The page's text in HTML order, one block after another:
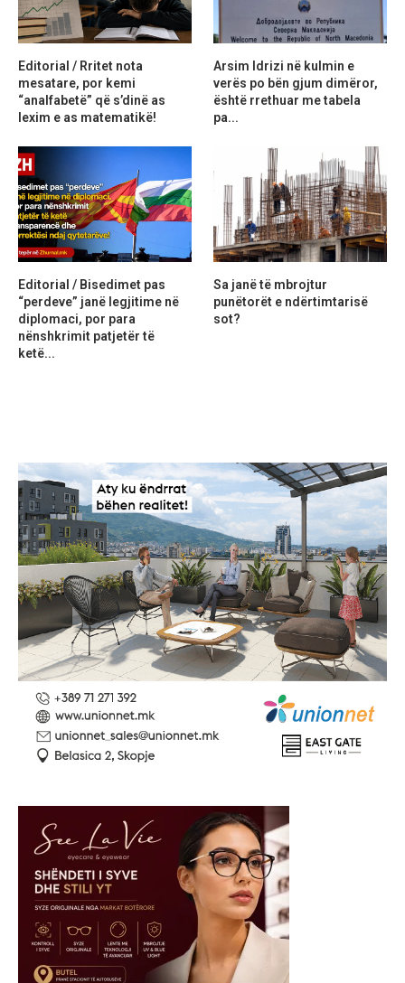
Editorial / Rritet nota
mesatare, por kemi
“analfabetë” që s’dinë as
lexim e as matematikë!
Arsim Idrizi në kulmin e
verës po bën gjum dimëror,
është rrethuar me tabela
pa...
Editorial / Bisedimet pas
“perdeve” janë legjitime në
diplomaci, por para
nënshkrimit patjetër të
ketë...
Sa janë të mbrojtur
punëtorët e ndërtimtarisë
sot?